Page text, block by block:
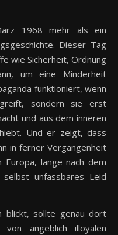
1968 mehr als ein
Dieser Tag
wie Sicherheit, Ordnung
um eine Minderheit
funktioniert, wenn
sondern sie erst
und aus dem inneren
Und er zeigt, dass
in ferner Vergangenheit
lange nach dem
unfassbares Leid
blickt, sollte genau dort
angeblich illoyalen